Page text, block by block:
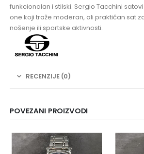
funkcionalan i stilski. Sergio Tacchini
one koji traže moderan, ali praktičan sat
nošenje ili sportske aktivnosti.
RECENZIJE (0)
POVEZANI PROIZVODI